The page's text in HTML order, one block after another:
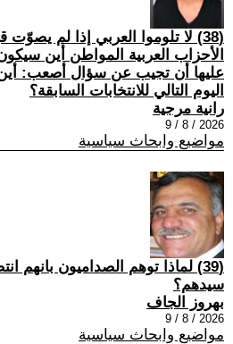
(38) لا تلوموا العربي إذا لم
الأحزاب العربية المواطن أين سيكون
عليها أن تجيب عن سؤال أصعب:
اليوم التالي للانتخابات السابقة؟
رانية مرجية
2026 / 8 / 9
مواضيع وابحاث سياسية
(39) ‏لماذا توهم الصداميون بانهم
سيدهم؟
بهروز الجاف
2026 / 8 / 9
مواضيع وابحاث سياسية